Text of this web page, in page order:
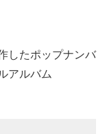
したポップナンバ
アルバム